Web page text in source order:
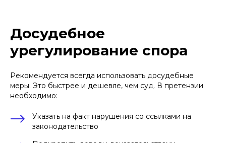
Досудебное
урегулирование спора
Рекомендуется всегда использовать досудебные
меры. Это быстрее и дешевле, чем суд. В претензии
необходимо:
Указать на факт нарушения со ссылками на
законодательство